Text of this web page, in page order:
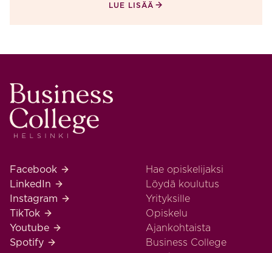
LUE LISÄÄ
Business College Helsinki
Business College Helsinki Facebook
Facebook
Business College Helsinki LinkedIn
LinkedIn
Business College Helsinki Instagram
Instagram
Business College Helsinki TikTok
TikTok
Business College Helsinki Youtube
Youtube
Business College Helsinki Spotify
Spotify
Hae opiskelijaksi
Löydä koulutus
Yrityksille
Opiskelu
Ajankohtaista
Business College